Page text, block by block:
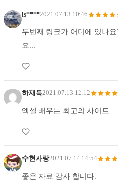
ls****2021.07.13 10:46
두번째 링크가 어디에 있나
요...
하재득2021.07.13 12:12
엑셀 배우는 최고의 사이트
수현사랑2021.07.14 14:54
좋은 자료 감사 합니다.